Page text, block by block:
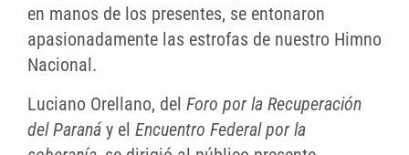
en manos de los presentes, se entonaron
apasionadamente las estrofas de nuestro Himno
Nacional.
Luciano Orellano, del Foro por la Recuperación
del Paraná y el Encuentro Federal por la